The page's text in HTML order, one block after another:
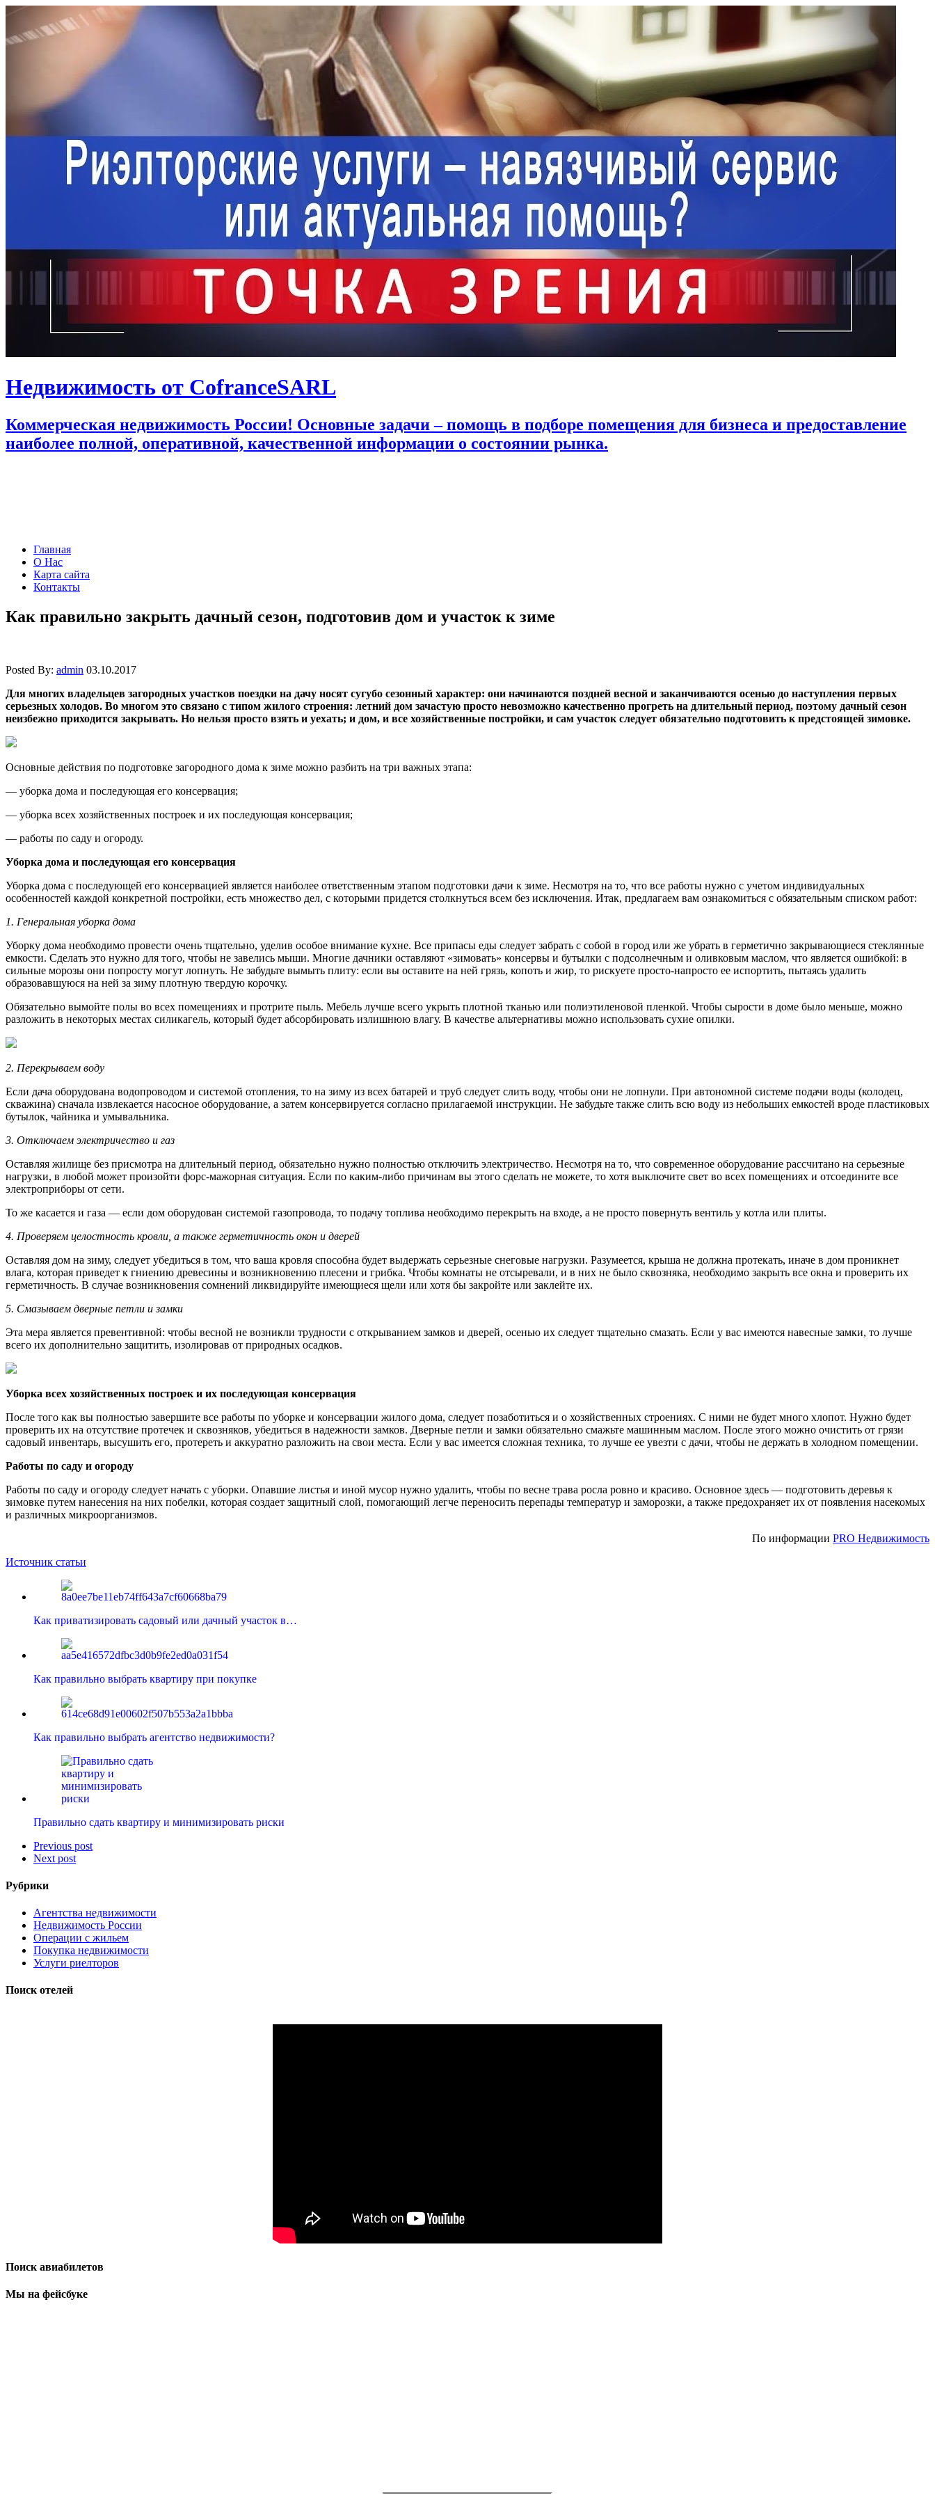
Недвижимость от CofranceSARL
Коммерческая недвижимость России! Основные задачи – помощь в подборе помещения для бизнеса и предоставление
наиболее полной, оперативной, качественной информации о состоянии рынка.
Главная
О Нас
Карта сайта
Контакты
Как правильно закрыть дачный сезон, подготовив дом и участок к зиме
Posted By: admin 03.10.2017
Для многих владельцев загородных участков поездки на дачу носят сугубо сезонный характер: они начинаются поздней весной и заканчиваются осенью до наступления первых
серьезных холодов. Во многом это связано с типом жилого строения: летний дом зачастую просто невозможно качественно прогреть на длительный период, поэтому дачный сезон
неизбежно приходится закрывать. Но нельзя просто взять и уехать; и дом, и все хозяйственные постройки, и сам участок следует обязательно подготовить к предстоящей зимовке.
Основные действия по подготовке загородного дома к зиме можно разбить на три важных этапа:
— уборка дома и последующая его консервация;
— уборка всех хозяйственных построек и их последующая консервация;
— работы по саду и огороду.
Уборка дома и последующая его консервация
Уборка дома с последующей его консервацией является наиболее ответственным этапом подготовки дачи к зиме. Несмотря на то, что все работы нужно с учетом индивидуальных
особенностей каждой конкретной постройки, есть множество дел, с которыми придется столкнуться всем без исключения. Итак, предлагаем вам ознакомиться с обязательным списком работ:
1. Генеральная уборка дома
Уборку дома необходимо провести очень тщательно, уделив особое внимание кухне. Все припасы еды следует забрать с собой в город или же убрать в герметично закрывающиеся стеклянные
емкости. Сделать это нужно для того, чтобы не завелись мыши. Многие дачники оставляют «зимовать» консервы и бутылки с подсолнечным и оливковым маслом, что является ошибкой: в
сильные морозы они попросту могут лопнуть. Не забудьте вымыть плиту: если вы оставите на ней грязь, копоть и жир, то рискуете просто-напросто ее испортить, пытаясь удалить
образовавшуюся на ней за зиму плотную твердую корочку.
Обязательно вымойте полы во всех помещениях и протрите пыль. Мебель лучше всего укрыть плотной тканью или полиэтиленовой пленкой. Чтобы сырости в доме было меньше, можно
разложить в некоторых местах силикагель, который будет абсорбировать излишнюю влагу. В качестве альтернативы можно использовать сухие опилки.
2. Перекрываем воду
Если дача оборудована водопроводом и системой отопления, то на зиму из всех батарей и труб следует слить воду, чтобы они не лопнули. При автономной системе подачи воды (колодец,
скважина) сначала извлекается насосное оборудование, а затем консервируется согласно прилагаемой инструкции. Не забудьте также слить всю воду из небольших емкостей вроде пластиковых
бутылок, чайника и умывальника.
3. Отключаем электричество и газ
Оставляя жилище без присмотра на длительный период, обязательно нужно полностью отключить электричество. Несмотря на то, что современное оборудование рассчитано на серьезные
нагрузки, в любой может произойти форс-мажорная ситуация. Если по каким-либо причинам вы этого сделать не можете, то хотя выключите свет во всех помещениях и отсоедините все
электроприборы от сети.
То же касается и газа — если дом оборудован системой газопровода, то подачу топлива необходимо перекрыть на входе, а не просто повернуть вентиль у котла или плиты.
4. Проверяем целостность кровли, а также герметичность окон и дверей
Оставляя дом на зиму, следует убедиться в том, что ваша кровля способна будет выдержать серьезные снеговые нагрузки. Разумеется, крыша не должна протекать, иначе в дом проникнет
влага, которая приведет к гниению древесины и возникновению плесени и грибка. Чтобы комнаты не отсыревали, и в них не было сквозняка, необходимо закрыть все окна и проверить их
герметичность. В случае возникновения сомнений ликвидируйте имеющиеся щели или хотя бы закройте или заклейте их.
5. Смазываем дверные петли и замки
Эта мера является превентивной: чтобы весной не возникли трудности с открыванием замков и дверей, осенью их следует тщательно смазать. Если у вас имеются навесные замки, то лучше
всего их дополнительно защитить, изолировав от природных осадков.
Уборка всех хозяйственных построек и их последующая консервация
После того как вы полностью завершите все работы по уборке и консервации жилого дома, следует позаботиться и о хозяйственных строениях. С ними не будет много хлопот. Нужно будет
проверить их на отсутствие протечек и сквозняков, убедиться в надежности замков. Дверные петли и замки обязательно смажьте машинным маслом. После этого можно очистить от грязи
садовый инвентарь, высушить его, протереть и аккуратно разложить на свои места. Если у вас имеется сложная техника, то лучше ее увезти с дачи, чтобы не держать в холодном помещении.
Работы по саду и огороду
Работы по саду и огороду следует начать с уборки. Опавшие листья и иной мусор нужно удалить, чтобы по весне трава росла ровно и красиво. Основное здесь — подготовить деревья к
зимовке путем нанесения на них побелки, которая создает защитный слой, помогающий легче переносить перепады температур и заморозки, а также предохраняет их от появления насекомых
и различных микроорганизмов.
По информации PRO Недвижимость
Источник статьи
Как приватизировать садовый или дачный участок в…
Как правильно выбрать квартиру при покупке
Как правильно выбрать агентство недвижимости?
Правильно сдать квартиру и минимизировать риски
Previous post
Next post
Рубрики
Агентства недвижимости
Недвижимость России
Операции с жильем
Покупка недвижимости
Услуги риелторов
Поиск отелей
Поиск авиабилетов
Мы на фейсбуке